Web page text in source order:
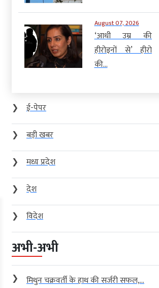
August 07, 2026
‘आधी उम्र की
हीरोइनों से’ हीरो
की...
❯
ई-पेपर
❯
बड़ी खबर
❯
मध्य प्रदेश
❯
देश
❯
विदेश
अभी-अभी
❯ मिथुन चक्रवर्ती के हाथ की सर्जरी सफल,...